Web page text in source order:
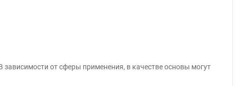
от сферы применения, в качестве основы могут